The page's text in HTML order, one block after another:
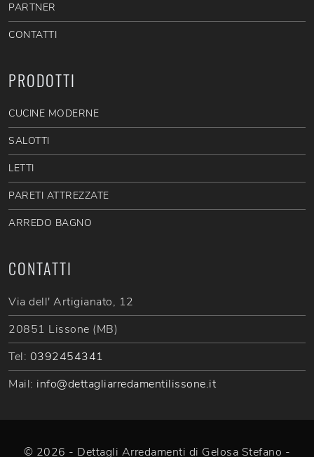
PARTNER
CONTATTI
PRODOTTI
CUCINE MODERNE
SALOTTI
LETTI
PARETI ATTREZZATE
ARREDO BAGNO
CONTATTI
Via dell' Artigianato, 12
20851 Lissone (MB)
Tel: 0392454341
Mail: info@dettagliarredamentilissone.it
© 2026 - Dettagli Arredamenti di Gelosa Stefano -